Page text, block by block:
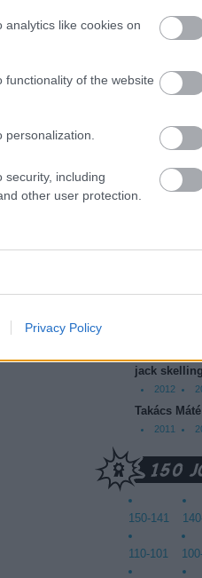
like cookies on
of the website
security, including
other user protection.
Privacy Policy
Részletek a
offtopic
30
zene
139
Zalaba
2015
2010
Németh
Cseh Dániel
jack
2012
Takács Máté
2011
150-141
110-101